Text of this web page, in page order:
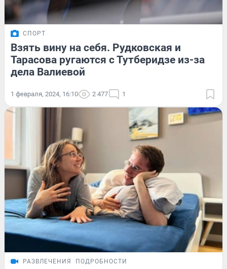
СПОРТ
Взять вину на себя. Рудковская и
Тарасова ругаются с Тутберидзе из-за
дела Валиевой
1 февраля, 2024, 16:10 2 477 1
РАЗВЛЕЧЕНИЯ ПОДРОБНОСТИ